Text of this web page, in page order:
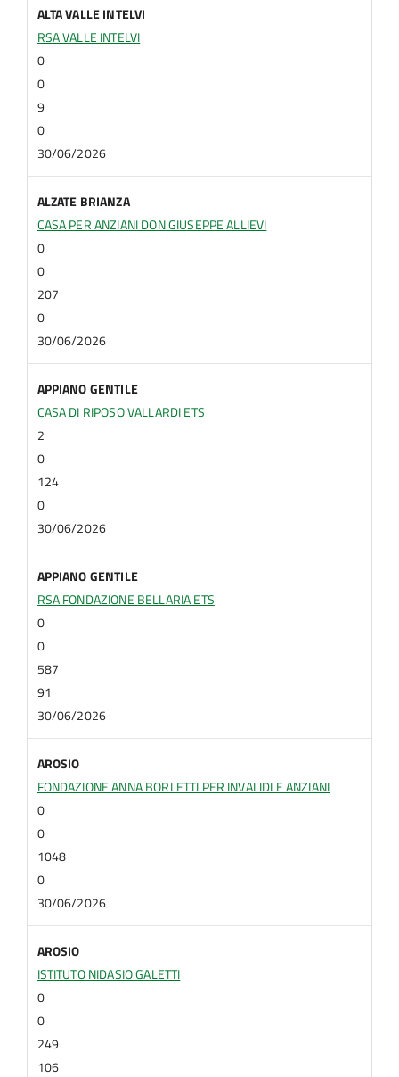
ALTA VALLE INTELVI
RSA VALLE INTELVI
0
0
9
0
30/06/2026
ALZATE BRIANZA
CASA PER ANZIANI DON GIUSEPPE ALLIEVI
0
0
207
0
30/06/2026
APPIANO GENTILE
CASA DI RIPOSO VALLARDI ETS
2
0
124
0
30/06/2026
APPIANO GENTILE
RSA FONDAZIONE BELLARIA ETS
0
0
587
91
30/06/2026
AROSIO
FONDAZIONE ANNA BORLETTI PER INVALIDI E ANZIANI
0
0
1048
0
30/06/2026
AROSIO
ISTITUTO NIDASIO GALETTI
0
0
249
106